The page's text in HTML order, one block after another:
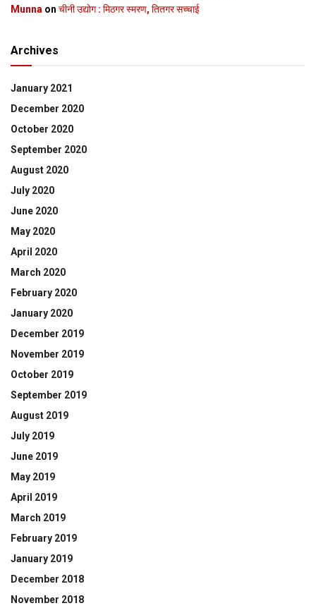
Munna on चीनी उद्योग : मिठगर स्‍मरण, तितगर सच्‍चाई
Archives
January 2021
December 2020
October 2020
September 2020
August 2020
July 2020
June 2020
May 2020
April 2020
March 2020
February 2020
January 2020
December 2019
November 2019
October 2019
September 2019
August 2019
July 2019
June 2019
May 2019
April 2019
March 2019
February 2019
January 2019
December 2018
November 2018